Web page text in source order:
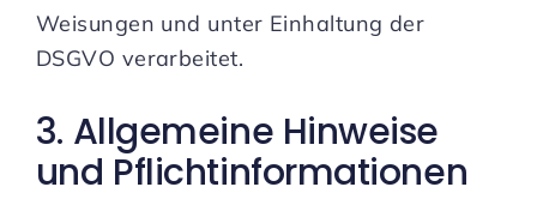
Weisungen und unter Einhaltung der
DSGVO verarbeitet.
3. Allgemeine Hinweise
und Pflicht­informationen